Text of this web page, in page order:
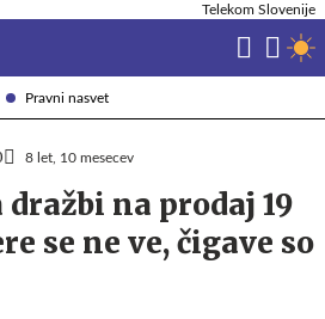
Pravni nasvet
Telekom Slovenije
8 let, 10 mesecev
dražbi na prodaj 19
se ne ve, čigave so